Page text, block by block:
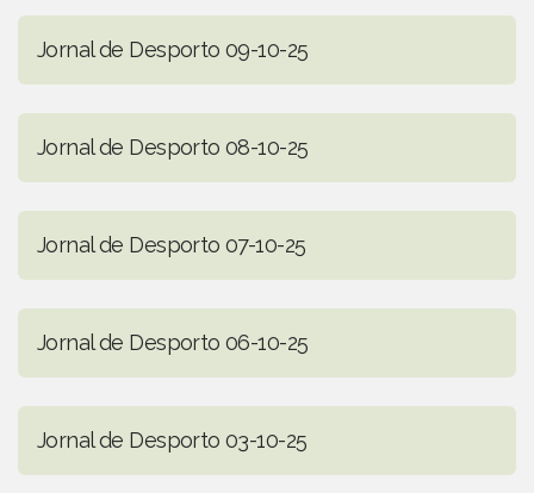
Jornal de Desporto 09-10-25
Jornal de Desporto 08-10-25
Jornal de Desporto 07-10-25
Jornal de Desporto 06-10-25
Jornal de Desporto 03-10-25